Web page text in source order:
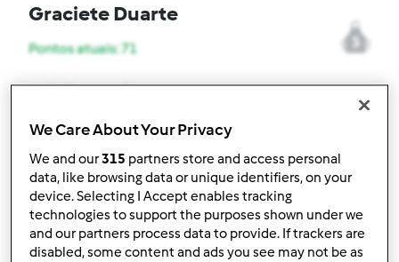
Graciete Duarte
3
Pontos atuais: 71
Melhor receita
Bolo de chocolate com recheio de leite
Receitas mais comentada
Bolo de chocolate com recheio de leite
condensado
We Care About Your Privacy
We and our315 partners store and access personal
data, like browsing data or unique identifiers, on your
device. Selecting I Accept enables tracking
technologies to support the purposes shown under we
and our partners process data to provide. If trackers are
disabled, some content and ads you see may not be as